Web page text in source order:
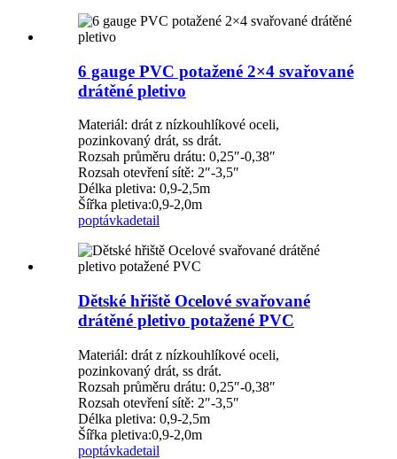
6 gauge PVC potažené 2×4 svařované
drátěné pletivo
Materiál: drát z nízkouhlíkové oceli,
pozinkovaný drát, ss drát.
Rozsah průměru drátu: 0,25″-0,38″
Rozsah otevření sítě: 2″-3,5″
Délka pletiva: 0,9-2,5m
Šířka pletiva:0,9-2,0m
poptávkadetail
Dětské hřiště Ocelové svařované
drátěné pletivo potažené PVC
Materiál: drát z nízkouhlíkové oceli,
pozinkovaný drát, ss drát.
Rozsah průměru drátu: 0,25″-0,38″
Rozsah otevření sítě: 2″-3,5″
Délka pletiva: 0,9-2,5m
Šířka pletiva:0,9-2,0m
poptávkadetail